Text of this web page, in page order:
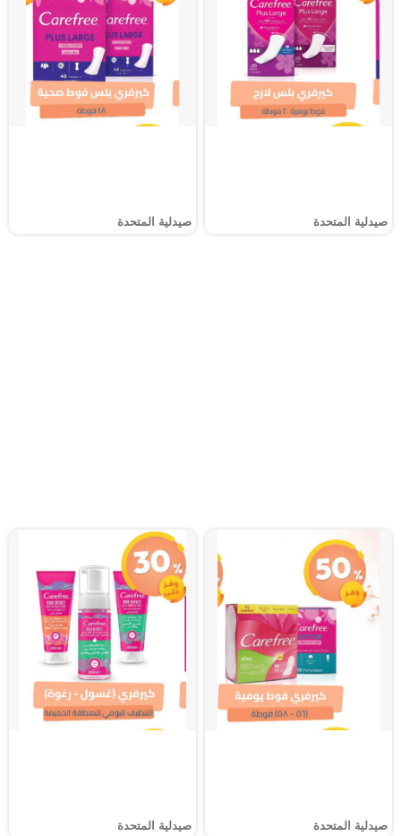
صيدلية المتحدة صيدلية المتحدة
صيدلية المتحدة صيدلية المتحدة